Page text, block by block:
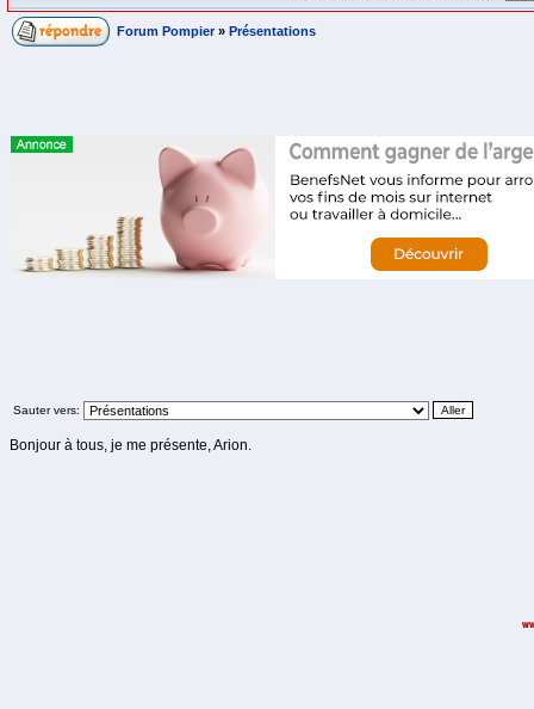
Forum Pompier » Présentations
Sauter vers:
Bonjour à tous, je me présente, Arion.